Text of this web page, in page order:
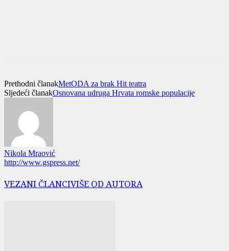
Prethodni članakMetODA za brak Hit teatra
Sljedeći članakOsnovana udruga Hrvata romske populacije
Nikola Mraović
http://www.gspress.net/
VEZANI ČLANCIVIŠE OD AUTORA